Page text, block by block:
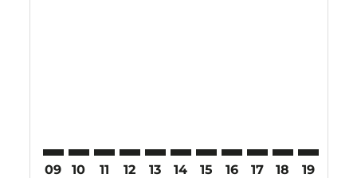
09 10 11 12 13 14 15 16 17 18 19